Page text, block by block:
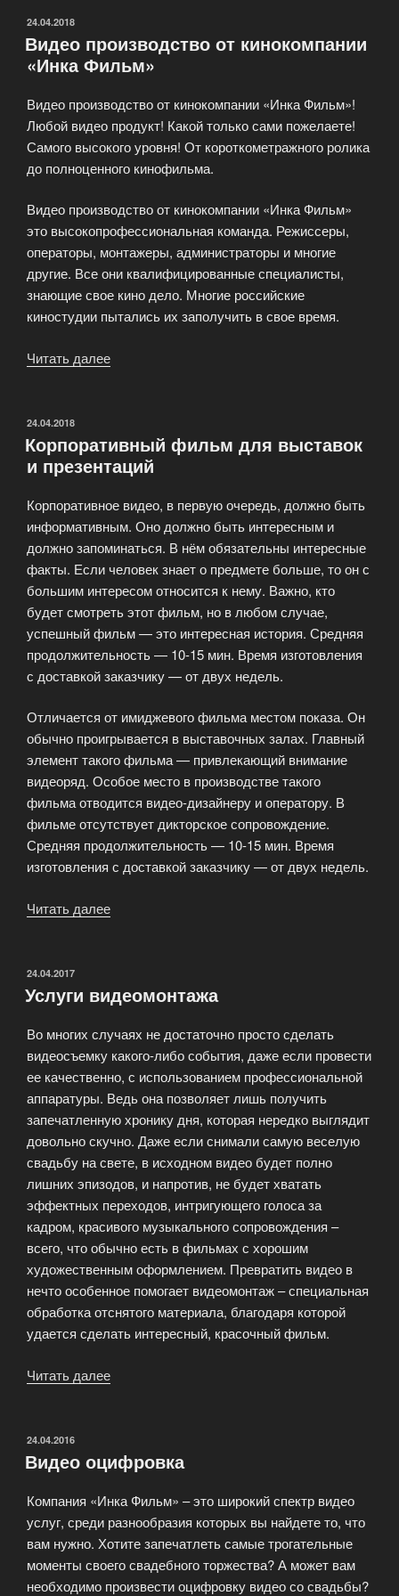
ОПУБЛИКОВАНО
24.04.2018
Видео производство от кинокомпании
«Инка Фильм»
Видео производство от кинокомпании «Инка Фильм»!
Любой видео продукт! Какой только сами пожелаете!
Самого высокого уровня! От короткометражного ролика
до полноценного кинофильма.
Видео производство от кинокомпании «Инка Фильм»
это высокопрофессиональная команда. Режиссеры,
операторы, монтажеры, администраторы и многие
другие. Все они квалифицированные специалисты,
знающие свое кино дело. Многие российские
киностудии пытались их заполучить в свое время.
Читать далее
«Инка
Фильм»»
ОПУБЛИКОВАНО
24.04.2018
Корпоративный фильм для выставок
и презентаций
Корпоративное видео, в первую очередь, должно быть
информативным. Оно должно быть интересным и
должно запоминаться. В нём обязательны интересные
факты. Если человек знает о предмете больше, то он с
большим интересом относится к нему. Важно, кто
будет смотреть этот фильм, но в любом случае,
успешный фильм — это интересная история. Средняя
продолжительность — 10-15 мин. Время изготовления
с доставкой заказчику — от двух недель.
Отличается от имиджевого фильма местом показа. Он
обычно проигрывается в выставочных залах. Главный
элемент такого фильма — привлекающий внимание
видеоряд. Особое место в производстве такого
фильма отводится видео-дизайнеру и оператору. В
фильме отсутствует дикторское сопровождение.
Средняя продолжительность — 10-15 мин. Время
изготовления с доставкой заказчику — от двух недель.
Читать далее
и
ОПУБЛИКОВАНО
24.04.2017
Услуги видеомонтажа
Во многих случаях не достаточно просто сделать
видеосъемку какого-либо события, даже если провести
ее качественно, с использованием профессиональной
аппаратуры. Ведь она позволяет лишь получить
запечатленную хронику дня, которая нередко выглядит
довольно скучно. Даже если снимали самую веселую
свадьбу на свете, в исходном видео будет полно
лишних эпизодов, и напротив, не будет хватать
эффектных переходов, интригующего голоса за
кадром, красивого музыкального сопровождения –
всего, что обычно есть в фильмах с хорошим
художественным оформлением. Превратить видео в
нечто особенное помогает видеомонтаж – специальная
обработка отснятого материала, благодаря которой
удается сделать интересный, красочный фильм.
Читать далее
ОПУБЛИКОВАНО
24.04.2016
Видео оцифровка
Компания «Инка Фильм» – это широкий спектр видео
услуг, среди разнообразия которых вы найдете то, что
вам нужно. Хотите запечатлеть самые трогательные
моменты своего свадебного торжества? А может вам
необходимо произвести оцифровку видео со свадьбы?